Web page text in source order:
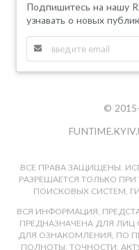
Подпишитесь на нашу
узнавать о новых
©
ВСЕ ПРАВА ЗАЩИЩЕНЫ.
РАЗРЕШАЕТСЯ ТОЛЬКО
ПОИСКОВЫХ СИСТЕМ,
ВСЯ ИНФОРМАЦИЯ,
ПРЕДНАЗНАЧЕНА ДЛЯ ЛИЦ
ДЛЯ ОЗНАКОМЛЕНИЯ, ПО
ПОЛНОТЫ, ТОЧНОСТИ,